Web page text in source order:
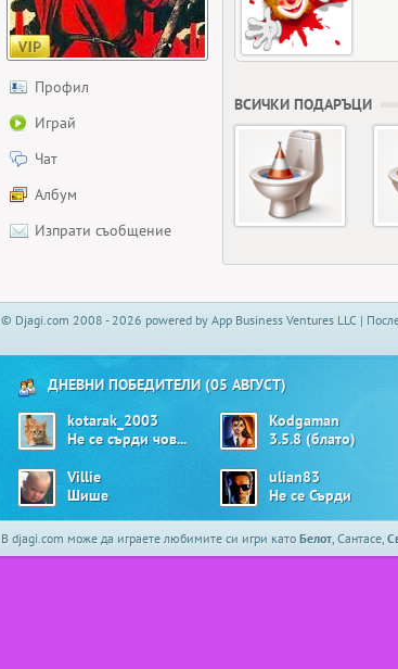
Профил
Играй
Чат
Албум
Изпрати съобщение
ВСИЧКИ ПОДАРЪЦИ
© Djagi.com 2008 - 2026 powered by App Business Ventures LLC |
ДНЕВНИ ПОБЕДИТЕЛИ (05 АВГУСТ)
kotarak_2003
Не се сърди човече
Kodgaman
3.5.8 (блато)
Villie
Шише
ulian83
Не се Сърди
В djagi.com може да играете любимите си игри като Белот, Сантасе,